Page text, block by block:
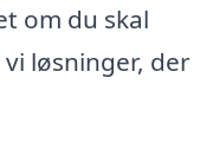
om du skal
løsninger, der